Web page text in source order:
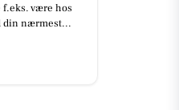
f.eks. være hos
din nærmest...